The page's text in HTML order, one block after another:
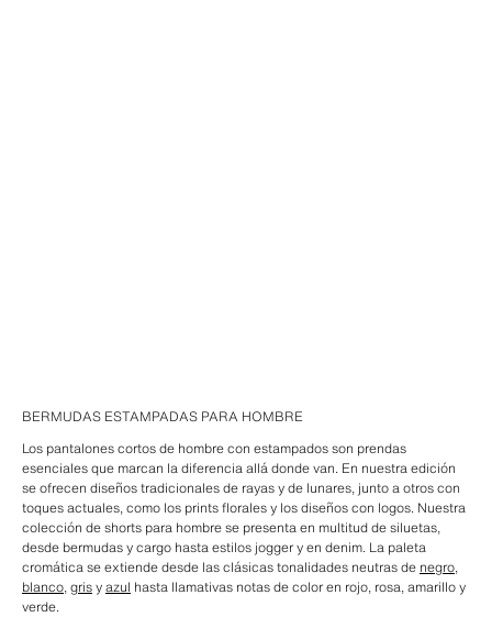
BERMUDAS ESTAMPADAS PARA HOMBRE
Los pantalones cortos de hombre con estampados son prendas
esenciales que marcan la diferencia allá donde van. En nuestra edición
se ofrecen diseños tradicionales de rayas y de lunares, junto a otros con
toques actuales, como los prints florales y los diseños con logos. Nuestra
colección de shorts para hombre se presenta en multitud de siluetas,
desde bermudas y cargo hasta estilos jogger y en denim. La paleta
cromática se extiende desde las clásicas tonalidades neutras de negro,
blanco,grisyazul hasta llamativas notas de color en rojo, rosa, amarillo y
verde.